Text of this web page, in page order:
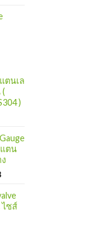
ตนเล
(
)
แตน
ซส์